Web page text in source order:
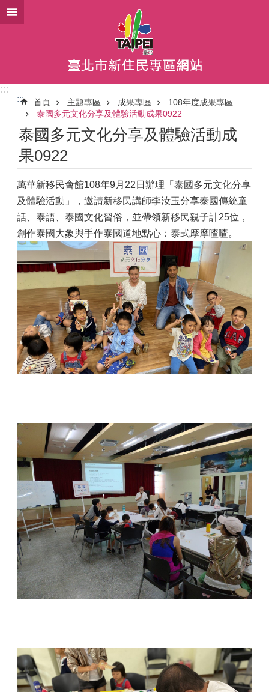
跳到主要內容區塊
:::
:::
首頁 主題專區 成果專區
108年度成果專區
泰國多元文化分享及體驗活動成果0922
泰國多元文化分享及體驗活動成
果0922
萬華新移民會館108年9月22日辦理「泰國多元文化分享
及體驗活動」，邀請新移民講師李汝玉分享泰國傳統童
話、泰語、泰國文化習俗，並帶領新移民親子計25位，
創作泰國大象與手作泰國道地點心：泰式摩摩喳喳。